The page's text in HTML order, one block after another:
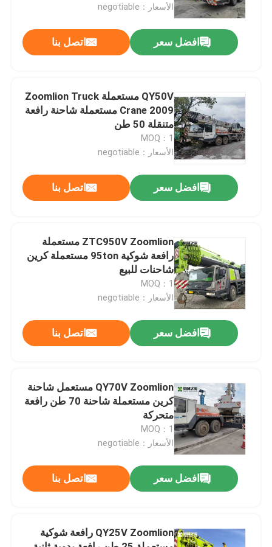
مسكن
معلومات عنا
جولة في المعمل
مراقبة الجودة
اتصل بنا
اطلب اقتباس
رافعة سيارات مستعملة
مستعملة جميع أنواع الرافعات
الأسعار：negotiable
افضل سعر اتصل بنا
QY50V مستعملة Zoomlion Truck
Crane 2009 مستعملة شاحنة رافعة
متنقلة 50 طن
MOQ：1
الأسعار：negotiable
افضل سعر اتصل بنا
ZTC950V Zoomlion مستعملة
رافعة شوكية 95ton مستعملة كرين
شاحنات للبيع
MOQ：1
الأسعار：negotiable
افضل سعر اتصل بنا
QY70V Zoomlion مستعمل شاحنة
كرين مستعملة شاحنة 70 طن رافعة
متحركة
MOQ：1
الأسعار：negotiable
افضل سعر اتصل بنا
QY25V Zoomlion رافعة شوكية